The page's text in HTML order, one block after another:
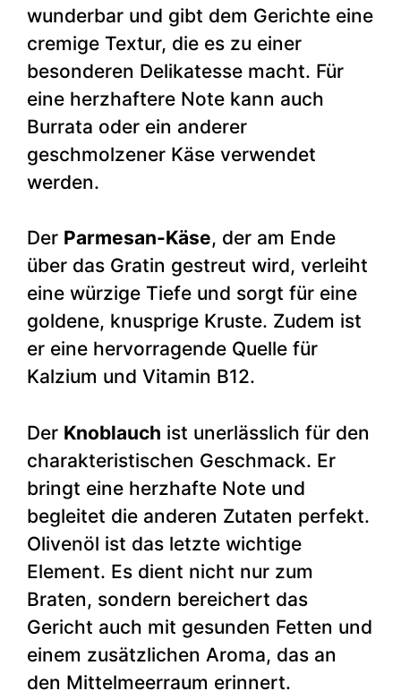
wunderbar und gibt dem Gerichte eine
cremige Textur, die es zu einer
besonderen Delikatesse macht. Für
eine herzhaftere Note kann auch
Burrata oder ein anderer
geschmolzener Käse verwendet
werden.
Der Parmesan-Käse, der am Ende
über das Gratin gestreut wird, verleiht
eine würzige Tiefe und sorgt für eine
goldene, knusprige Kruste. Zudem ist
er eine hervorragende Quelle für
Kalzium und Vitamin B12.
Der Knoblauch ist unerlässlich für den
charakteristischen Geschmack. Er
bringt eine herzhafte Note und
begleitet die anderen Zutaten perfekt.
Olivenöl ist das letzte wichtige
Element. Es dient nicht nur zum
Braten, sondern bereichert das
Gericht auch mit gesunden Fetten und
einem zusätzlichen Aroma, das an
den Mittelmeerraum erinnert.